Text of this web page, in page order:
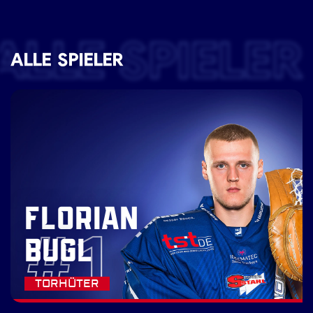
ALLE SPIELERSPIELER
#1
FLORIAN
BUGL
TORHÜTER